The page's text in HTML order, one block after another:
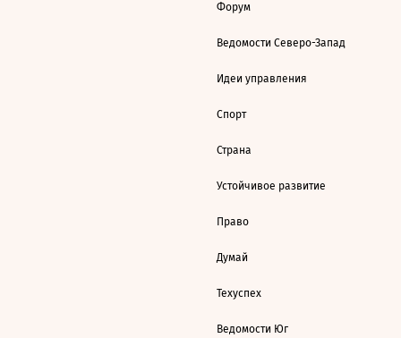
Форум
Ведомости Северо-Запад
Идеи управления
Спорт
Страна
Устойчивое развитие
Право
Думай
Техуспех
Ведомости Юг